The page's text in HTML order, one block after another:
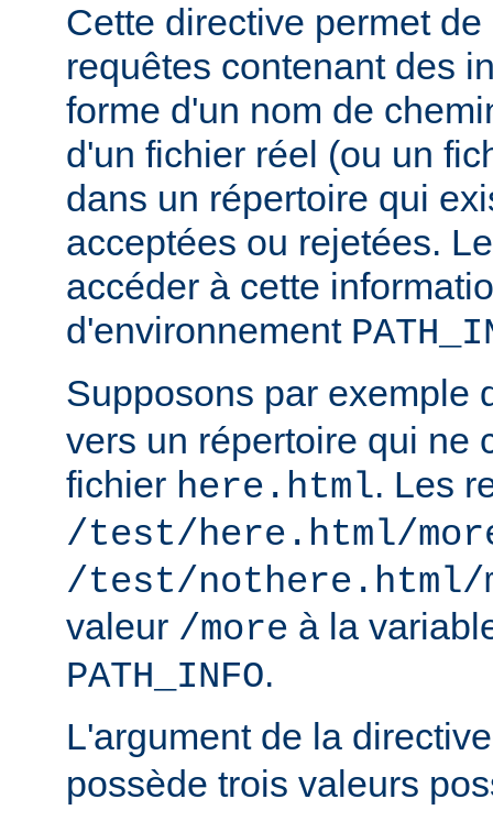
Cette directive permet
requêtes contenant des
forme d'un nom de
d'un fichier réel (ou un
dans un répertoire qui
acceptées ou rejetées.
accéder à cette
d'environnement
Supposons par exemple
vers un répertoire qui ne
fichier here.html. Les
/test/here.html/
/test/nothere.html/
valeur /more à la
PATH_INFO.
L'argument de la
possède trois valeurs